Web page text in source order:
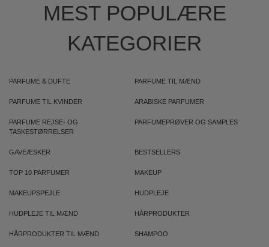
MEST POPULÆRE
KATEGORIER
PARFUME & DUFTE PARFUME TIL MÆND
PARFUME TIL KVINDER ARABISKE PARFUMER
PARFUME REJSE- OG
TASKESTØRRELSER
PARFUMEPRØVER OG SAMPLES
GAVEÆSKER BESTSELLERS
TOP 10 PARFUMER MAKEUP
MAKEUPSPEJLE HUDPLEJE
HUDPLEJE TIL MÆND HÅRPRODUKTER
HÅRPRODUKTER TIL MÆND SHAMPOO